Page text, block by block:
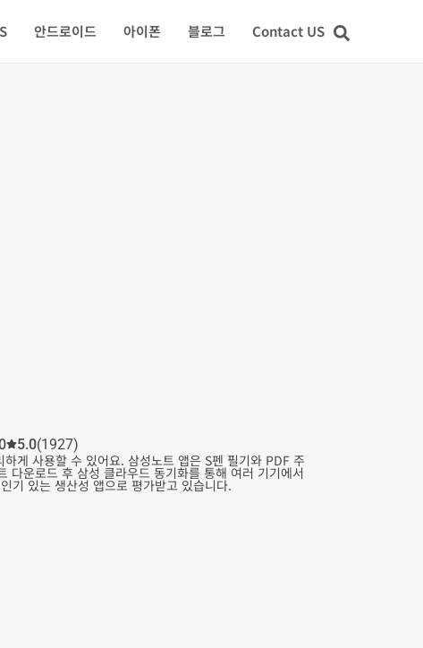
안드로이드 아이폰 블로그 Contact US
5.0(1927)
게 사용할 수 있어요. 삼성노트 앱은 S펜 필기와 PDF 주
다운로드 후 삼성 클라우드 동기화를 통해 여러 기기에서
기 있는 생산성 앱으로 평가받고 있습니다.